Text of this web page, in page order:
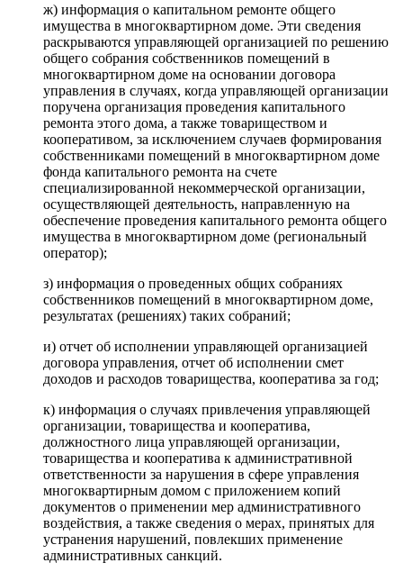
ж) информация о капитальном ремонте общего
имущества в многоквартирном доме. Эти сведения
раскрываются управляющей организацией по решению
общего собрания собственников помещений в
многоквартирном доме на основании договора
управления в случаях, когда управляющей организации
поручена организация проведения капитального
ремонта этого дома, а также товариществом и
кооперативом, за исключением случаев формирования
собственниками помещений в многоквартирном доме
фонда капитального ремонта на счете
специализированной некоммерческой организации,
осуществляющей деятельность, направленную на
обеспечение проведения капитального ремонта общего
имущества в многоквартирном доме (региональный
оператор);
з) информация о проведенных общих собраниях
собственников помещений в многоквартирном доме,
результатах (решениях) таких собраний;
и) отчет об исполнении управляющей организацией
договора управления, отчет об исполнении смет
доходов и расходов товарищества, кооператива за год;
к) информация о случаях привлечения управляющей
организации, товарищества и кооператива,
должностного лица управляющей организации,
товарищества и кооператива к административной
ответственности за нарушения в сфере управления
многоквартирным домом с приложением копий
документов о применении мер административного
воздействия, а также сведения о мерах, принятых для
устранения нарушений, повлекших применение
административных санкций.